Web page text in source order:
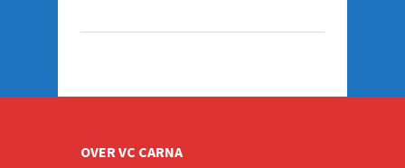
OVER VC CARNA